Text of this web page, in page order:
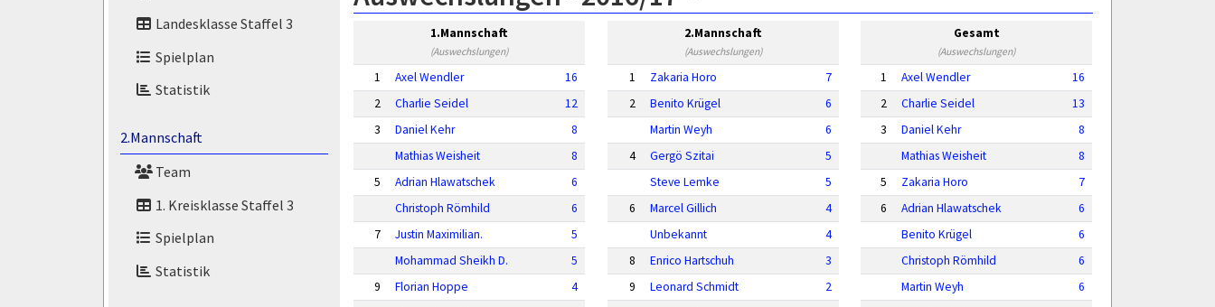
Landesklasse Staffel 3
Spielplan
Statistik
2.Mannschaft
Team
1. Kreisklasse Staffel 3
Spielplan
Statistik
1.Mannschaft
(Auswechslungen)
1 Axel Wendler
16
2
Charlie Seidel
12
3
Daniel Kehr
8
Mathias Weisheit
8
5
Adrian Hlawatschek
6
Christoph Römhild
6
7
Justin Maximilian.
5
Mohammad Sheikh D.
5
9
Florian Hoppe
4
2.Mannschaft
(Auswechslungen)
1 Zakaria Horo
7
2
Benito Krügel
6
Martin Weyh
6
4
Gergö Szitai
5
Steve Lemke
5
6
Marcel Gillich
4
Unbekannt
4
8
Enrico Hartschuh
3
9
Leonard Schmidt
2
Gesamt
(Auswechslungen)
1 Axel Wendler
16
2
Charlie Seidel
13
3
Daniel Kehr
8
Mathias Weisheit
8
5
Zakaria Horo
7
6
Adrian Hlawatschek
6
Benito Krügel
6
Christoph Römhild
6
Martin Weyh
6